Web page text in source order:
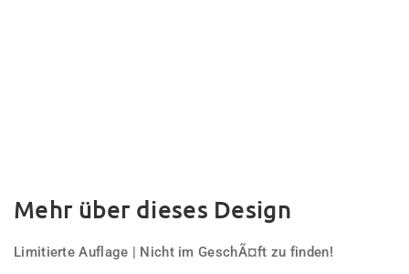
Mehr über dieses Design
Limitierte Auflage | Nicht im GeschÃ¤ft zu finden!